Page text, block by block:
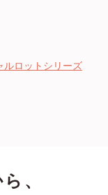
ルロットシリーズ
、